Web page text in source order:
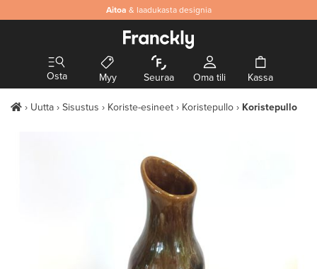
Aitoa & laadukasta designia
Osta Myy Seuraa Oma tili Kassa
Uutta Sisustus Koriste-esineet Koristepullo Koristepullo